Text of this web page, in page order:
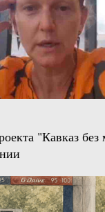
"Кавказ без